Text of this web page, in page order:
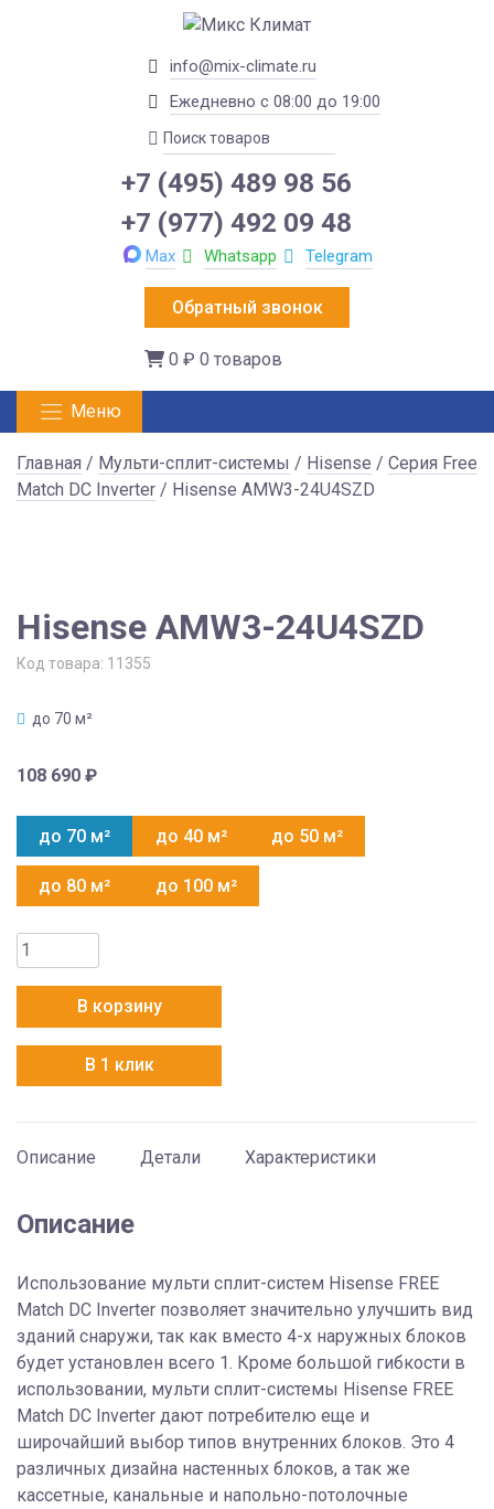
info@mix-climate.ru
Ежедневно с 08:00 до 19:00
+7 (495) 489 98 56
+7 (977) 492 09 48
Max Whatsapp Telegram
Обратный звонок
0 ₽ 0 товаров
Меню
Главная / Мульти-сплит-системы / Hisense / Серия Free
Match DC Inverter / Hisense AMW3-24U4SZD
Hisense AMW3-24U4SZD
Код товара: 11355
до 70 м²
108 690 ₽
до 70 м² до 40 м² до 50 м²
до 80 м² до 100 м²
Количество
товара
Hisense
AMW3-
24U4SZD
В корзину
В 1 клик
Описание Детали Характеристики
Описание
Использование мульти сплит-систем Hisense FREE
Match DC Inverter позволяет значительно улучшить вид
зданий снаружи, так как вместо 4-х наружных блоков
будет установлен всего 1. Кроме большой гибкости в
использовании, мульти сплит-системы Hisense FREE
Match DC Inverter дают потребителю еще и
широчайший выбор типов внутренних блоков. Это 4
различных дизайна настенных блоков, а так же
кассетные, канальные и напольно-потолочные